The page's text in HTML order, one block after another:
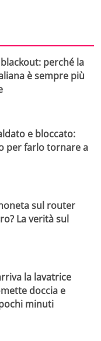
perché la
è sempre più
e bloccato:
per farlo tornare a
sul router
La verità sul
la lavatrice
doccia e
minuti